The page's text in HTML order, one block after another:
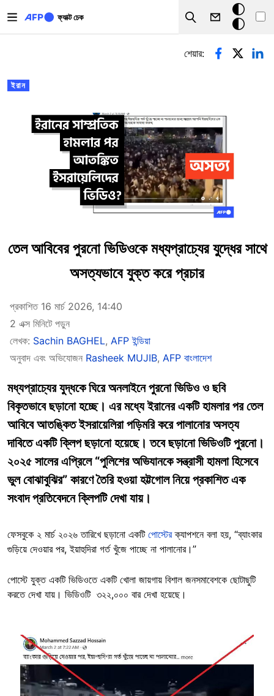
ফ্যাক্ট চেক
Search
ডার্ক
মোড
প্রাথমিক ট্যাব
ইরান
শেয়ার:
তেল আবিবের পুরনো ভিডিওকে মধ্যপ্রাচ্যের যুদ্ধের সাথে
অসত্যভাবে যুক্ত করে প্রচার
প্রকাশিত 16 মার্চ 2026, 14:40
2 এক্স মিনিটে পড়ুন
লেখক: Sachin BAGHEL, AFP ইন্ডিয়া
অনুবাদ এবং অভিযোজন Rasheek MUJIB, AFP বাংলাদেশ
মধ্যপ্রাচ্যের যুদ্ধকে ঘিরে অনলাইনে পুরনো ভিডিও ও ছবি
বিকৃতভাবে ছড়ানো হচ্ছে। এর মধ্যে ইরানের একটি হামলার পর তেল
আবিবে আতঙ্কিত ইসরায়েলিরা পড়িমরি করে পালানোর অসত্য
দাবিতে একটি ক্লিপ ছড়ানো হয়েছে। তবে ছড়ানো ভিডিওটি পুরনো।
২০২৫ সালের এপ্রিলে “পুলিশের অভিযানকে সন্ত্রাসী হামলা হিসেবে
ভুল বোঝাবুঝির” কারণে তৈরি হওয়া হট্টগোল নিয়ে প্রকাশিত এক
সংবাদ প্রতিবেদনে ক্লিপটি দেখা যায়।
ফেসবুকে ২ মার্চ ২০২৬ তারিখে ছড়ানো একটি পোস্টেরক্যাপশনে বলা হয়, “ব্যাংকার
গুড়িয়ে দেওয়ার পর, ইয়াহুদিরা গর্ত খুঁজে পাচ্ছে না পালানোর।”
পোস্টে যুক্ত একটি ভিডিওতে একটি খোলা জায়গায় বিশাল জনসমাবেশকে ছোটাছুটি
করতে দেখা যায়। ভিডিওটি ৩২২,০০০ বার দেখা হয়েছে।
Image